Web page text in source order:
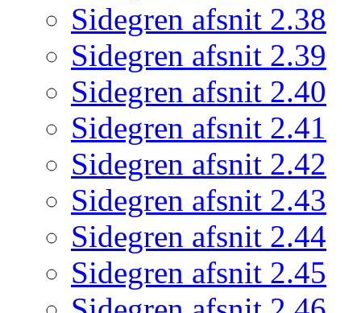
Sidegren afsnit 2.38
Sidegren afsnit 2.39
Sidegren afsnit 2.40
Sidegren afsnit 2.41
Sidegren afsnit 2.42
Sidegren afsnit 2.43
Sidegren afsnit 2.44
Sidegren afsnit 2.45